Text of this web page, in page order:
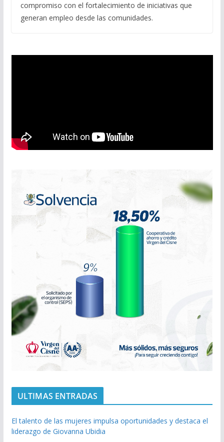
compromiso con el fortalecimiento de iniciativas que
generan empleo desde las comunidades.
ULTIMAS ENTRADAS
El talento de las mujeres impulsa oportunidades y destaca el
liderazgo de Giovanna Ubidia